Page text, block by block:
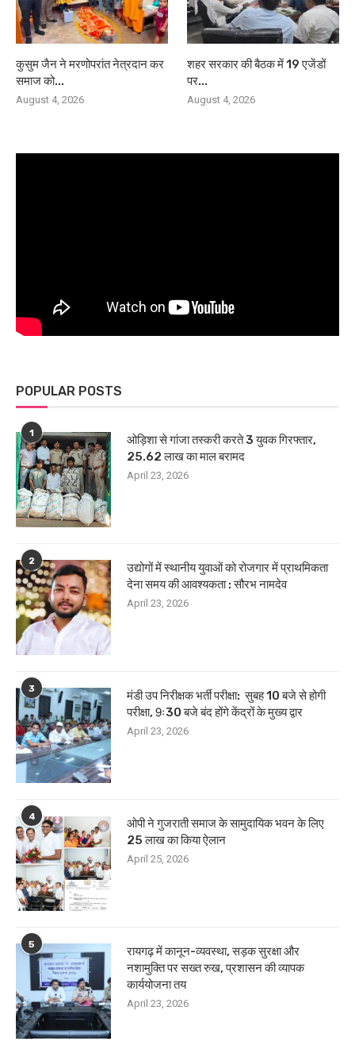
कुसुम जैन ने मरणोपरांत नेत्रदान कर
समाज को...
August 4, 2026
शहर सरकार की बैठक में 19 एजेंडों
पर...
August 4, 2026
POPULAR POSTS
1
ओड़िशा से गांजा तस्करी करते 3 युवक गिरफ्तार,
25.62 लाख का माल बरामद
April 23, 2026
2
उद्योगों में स्थानीय युवाओं को रोजगार में प्राथमिकता
देना समय की आवश्यकता : सौरभ नामदेव
April 23, 2026
3
मंडी उप निरीक्षक भर्ती परीक्षा: सुबह 10 बजे से होगी
परीक्षा, 9ः30 बजे बंद होंगे केंद्रों के मुख्य द्वार
April 23, 2026
4
ओपी ने गुजराती समाज के सामुदायिक भवन के लिए
25 लाख का किया ऐलान
April 25, 2026
5
रायगढ़ में कानून-व्यवस्था, सड़क सुरक्षा और
नशामुक्ति पर सख्त रुख, प्रशासन की व्यापक
कार्ययोजना तय
April 23, 2026